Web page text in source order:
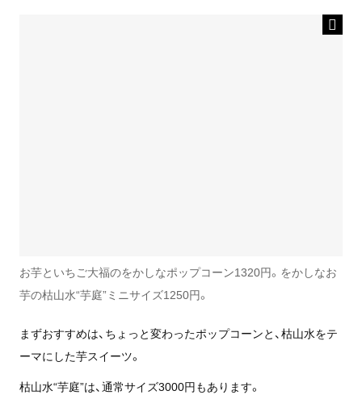
お芋といちご大福のをかしなポップコーン1320円。をかしなお
芋の枯山水“芋庭”ミニサイズ1250円。
まずおすすめは、ちょっと変わったポップコーンと、枯山水をテ
ーマにした芋スイーツ。
枯山水“芋庭”は、通常サイズ3000円もあります。